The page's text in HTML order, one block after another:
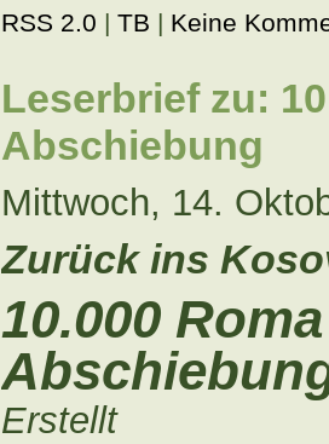
RSS 2.0 | TB | Keine
Leserbrief zu:
Abschiebung
Mittwoch, 14.
Zurück ins
10.000
Erstellt